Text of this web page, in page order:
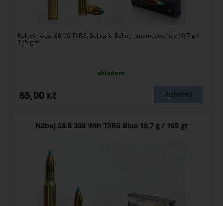
Kulový náboj 30-06 TXRG, Sellier & Bellot, hmotnost střely 10,7 g /
165 grs
skladem
Zobrazit
65,00 Kč
Náboj S&B 308 Win TXRG Blue 10,7 g / 165 gr